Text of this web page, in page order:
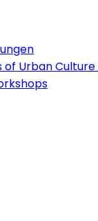
of Urban Culture